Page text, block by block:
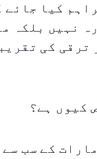
کیا جائے
نہیں بلکہ
ترقی کی
کیوں ہے؟
کے سب